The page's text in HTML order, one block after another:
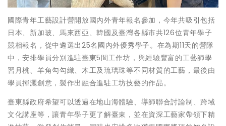
國際青年工藝設計營開放國內外青年報名參加，今年共吸引包括
日本、新加玻、馬來西亞、韓國及臺灣各縣市共126位青年學子
競相報名，從中遴選出25名國內外優秀學子。在為期11天的營隊
中，安排學員分別進駐臺東5間工作坊，與經驗豐富的工藝師學
習月桃、羊角勾勾織、木工及琉璃珠等不同材質的工藝，最後由
學員揮灑創意，製作出融合進駐工坊技藝的作品。
臺東縣政府希望可以透過在地山海體驗、導師聯合討論制、跨域
文化講座等，讓青年學子更了解臺東，並在資深工藝家帶領下精